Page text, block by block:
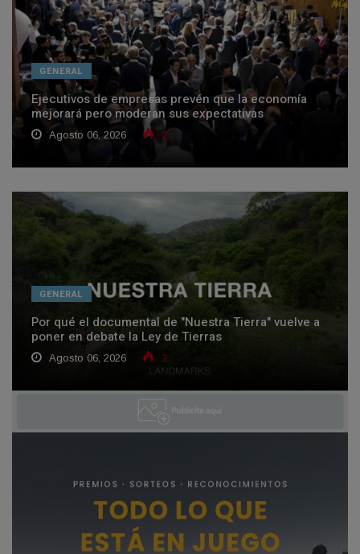
GENERAL
Ejecutivos de empresas prevén que la economía
mejorará pero moderan sus expectativas
Agosto 06, 2026 2
GENERAL
Por qué el documental de "Nuestra Tierra" vuelve a
poner en debate la Ley de Tierras
Agosto 06, 2026 2